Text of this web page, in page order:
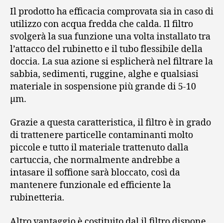
Il prodotto ha efficacia comprovata sia in caso di
utilizzo con acqua fredda che calda. Il filtro
svolgerà la sua funzione una volta installato tra
l’attacco del rubinetto e il tubo flessibile della
doccia. La sua azione si esplicherà nel filtrare la
sabbia, sedimenti, ruggine, alghe e qualsiasi
materiale in sospensione più grande di 5-10
μm.
Grazie a questa caratteristica, il filtro è in grado
di trattenere particelle contaminanti molto
piccole e tutto il materiale trattenuto dalla
cartuccia, che normalmente andrebbe a
intasare il soffione sarà bloccato, così da
mantenere funzionale ed efficiente la
rubinetteria.